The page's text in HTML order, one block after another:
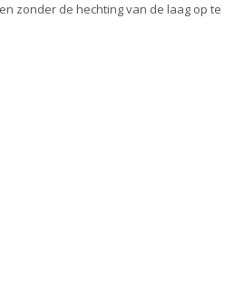
zonder de hechting van de laag op te